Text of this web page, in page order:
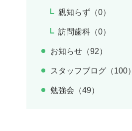
親知らず（0）
訪問歯科（0）
お知らせ（92）
スタッフブログ（100）
勉強会（49）